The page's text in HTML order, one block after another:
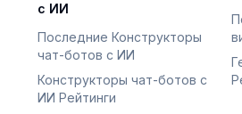
с ИИ
Последние Конструкторы
чат-ботов с ИИ
Конструкторы чат-ботов с
ИИ Рейтинги